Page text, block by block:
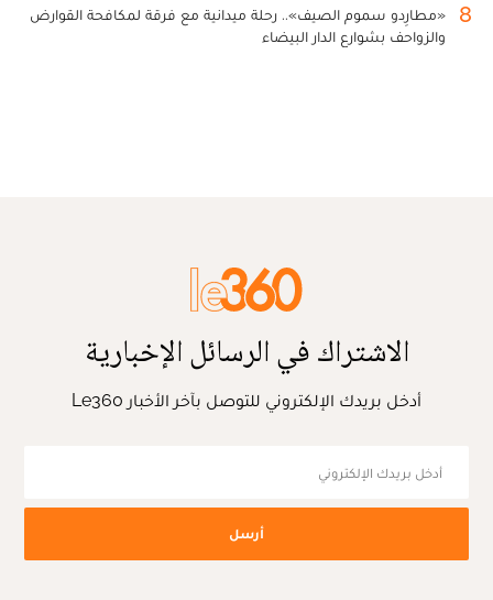
8
«مطارِدو سموم الصيف».. رحلة ميدانية مع فرقة لمكافحة القوارض
والزواحف بشوارع الدار البيضاء
الاشتراك في الرسائل الإخبارية
أدخل بريدك الإلكتروني للتوصل بآخر الأخبار Le360
أرسل